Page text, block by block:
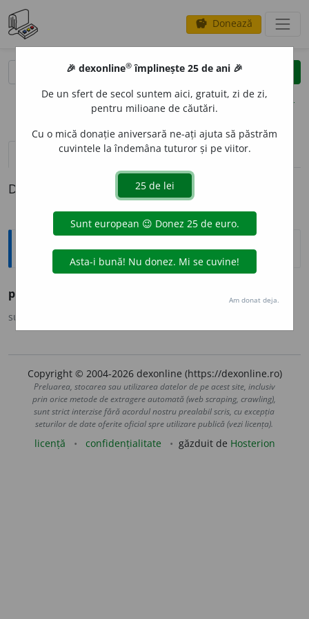
savings Donează
clear
opțiuni
definiții (1) pronunțievolume_up (50)
Definiția cu ID-ul 1163387:
Ortografice DOOM
propriu
sursa:
Copyright © 2004-2026 dexonline (https://dexonline.ro)
Preluarea, stocarea sau utilizarea datelor de pe acest site, inclusiv
prin orice metode de extragere automată (web scraping, crawling),
sunt strict interzise fără acordul nostru prealabil scris, cu excepția
seturilor de date oferite oficial spre utilizare publică (vezi licența).
licență confidențialitate găzduit de Hosterion
🎉 dexonline® împlinește 25 de ani 🎉
De un sfert de secol suntem aici, gratuit, zi de zi,
pentru milioane de căutări.
Cu o mică donație aniversară ne-ați ajuta să păstrăm
cuvintele la îndemâna tuturor și pe viitor.
Am donat deja.